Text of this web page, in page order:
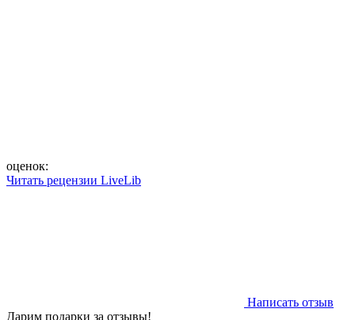
оценок:
Читать рецензии LiveLib
Написать отзыв
Дарим подарки за отзывы!